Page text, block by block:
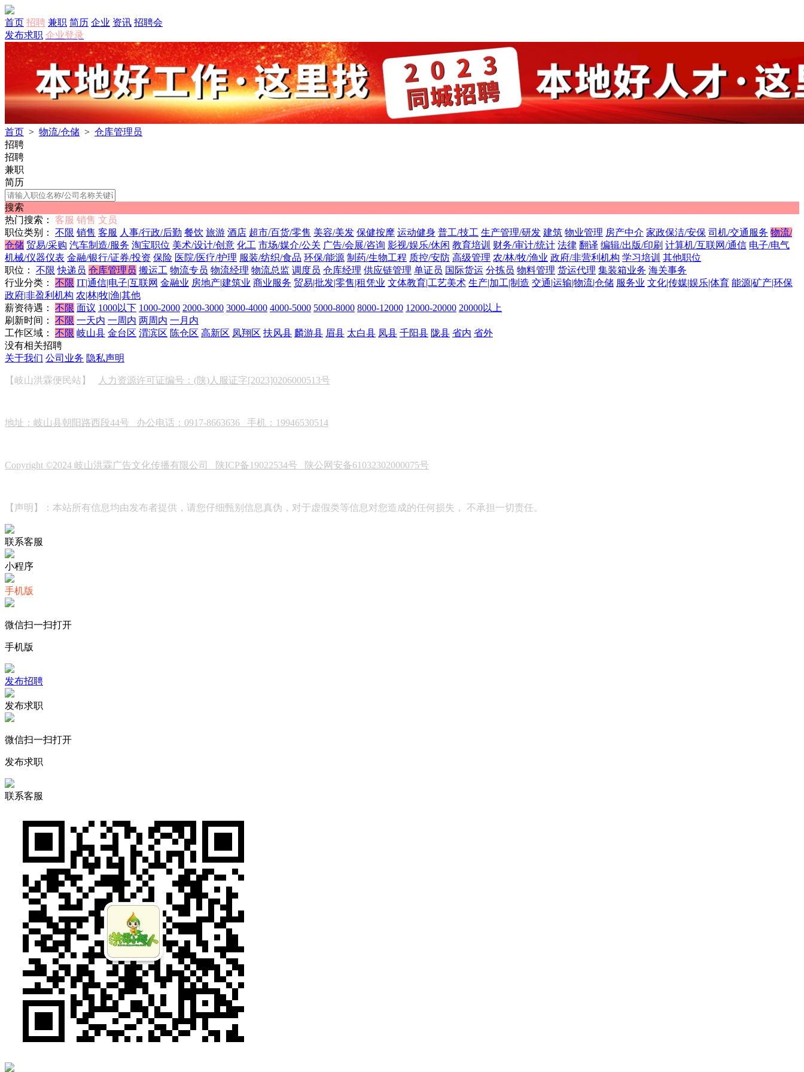
首页 招聘 兼职 简历 企业 资讯 招聘会
发布求职 企业登录
首页 > 物流/仓储 > 仓库管理员
招聘
招聘
兼职
简历
搜索
热门搜索：
客服 销售 文员
职位类别：
不限 销售 客服 人事/行政/后勤 餐饮 旅游 酒店 超市/百货/零售 美容/美发 保健按摩 运动健身 普工/技工 生产管理/研发 建筑 物业管理 房产中介 家政保洁/安保 司机/交通服务 物流/
仓储 贸易/采购 汽车制造/服务 淘宝职位 美术/设计/创意 化工 市场/媒介/公关 广告/会展/咨询 影视/娱乐/休闲 教育培训 财务/审计/统计 法律 翻译 编辑/出版/印刷 计算机/互联网/通信 电子/电气
机械/仪器仪表 金融/银行/证券/投资 保险 医院/医疗/护理 服装/纺织/食品 环保/能源 制药/生物工程 质控/安防 高级管理 农/林/牧/渔业 政府/非营利机构 学习培训 其他职位
职位：
不限 快递员 仓库管理员 搬运工 物流专员 物流经理 物流总监 调度员 仓库经理 供应链管理 单证员 国际货运 分拣员 物料管理 货运代理 集装箱业务 海关事务
行业分类：
不限 IT|通信|电子|互联网 金融业 房地产|建筑业 商业服务 贸易|批发|零售|租凭业 文体教育|工艺美术 生产|加工|制造 交通|运输|物流|仓储 服务业 文化|传媒|娱乐|体育 能源|矿产|环保
政府|非盈利机构 农|林|牧|渔|其他
薪资待遇：
不限 面议 1000以下 1000-2000 2000-3000 3000-4000 4000-5000 5000-8000 8000-12000 12000-20000 20000以上
刷新时间：
不限 一天内 一周内 两周内 一月内
工作区域：
不限 岐山县 金台区 渭滨区 陈仓区 高新区 凤翔区 扶风县 麟游县 眉县 太白县 凤县 千阳县 陇县 省内 省外
没有相关招聘
关于我们 公司业务 隐私声明
【岐山洪霖便民站】 人力资源许可证编号：(陕)人服证字[2023]0206000513号
地址：岐山县朝阳路西段44号 办公电话：0917-8663636 手机：19946530514
Copyright ©2024 岐山洪霖广告文化传播有限公司 陕ICP备19022534号 陕公网安备61032302000075号
【声明】：本站所有信息均由发布者提供，请您仔细甄别信息真伪，对于虚假类等信息对您造成的任何损失， 不承担一切责任。
联系客服
小程序
手机版
微信扫一扫打开
手机版
发布招聘
发布求职
微信扫一扫打开
发布求职
联系客服